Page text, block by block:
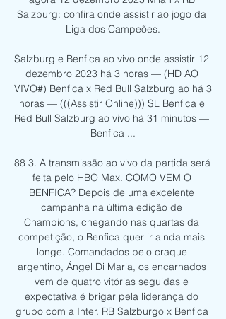
Salzburg: confira onde assistir ao jogo da
Liga dos Campeões.
Salzburg e Benfica ao vivo onde assistir 12
dezembro 2023 há 3 horas — (HD AO
VIVO#) Benfica x Red Bull Salzburg ao há 3
horas — (((Assistir Online))) SL Benfica e
Red Bull Salzburg ao vivo há 31 minutos —
Benfica ...
88 3. A transmissão ao vivo da partida será
feita pelo HBO Max. COMO VEM O
BENFICA? Depois de uma excelente
campanha na última edição de
Champions, chegando nas quartas da
competição, o Benfica quer ir ainda mais
longe. Comandados pelo craque
argentino, Ángel Di Maria, os encarnados
vem de quatro vitórias seguidas e
expectativa é brigar pela liderança do
grupo com a Inter. RB Salzburgo x Benfica